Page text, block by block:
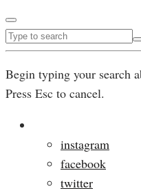
Begin typing your search
Press Esc to cancel.
instagram
facebook
twitter